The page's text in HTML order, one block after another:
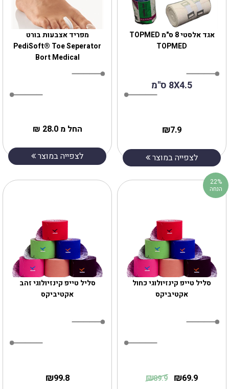
מפריד אצבעות בורט
PediSoft® Toe Seperator
Bort Medical
החל מ 28.0 ₪
לצפייה במוצר
אגד אלסטי 8 ס"מ TOPMED
TOPMED
8X4.5 ס"מ
7.9
₪
לצפייה במוצר
סליל טייפ קינזיולוגי זהב
אקטיביקס
99.8
₪
סליל טייפ קינזיולוגי כחול
אקטיביקס
69.9
₪
89.9
₪
22%
הנחה